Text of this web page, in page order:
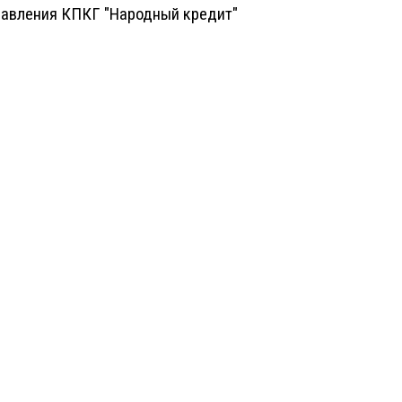
КПКГ "Народный кредит"